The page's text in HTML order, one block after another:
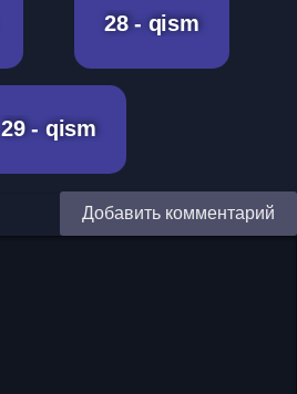
28 - qism
29 - qism
Добавить комментарий